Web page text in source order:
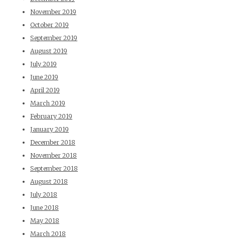
November 2019
October 2019
September 2019
August 2019
July 2019
June 2019
April 2019
March 2019
February 2019
January 2019
December 2018
November 2018
September 2018
August 2018
July 2018
June 2018
May 2018
March 2018